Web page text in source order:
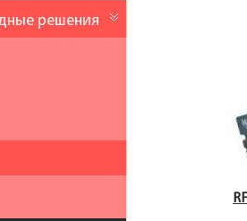
решения